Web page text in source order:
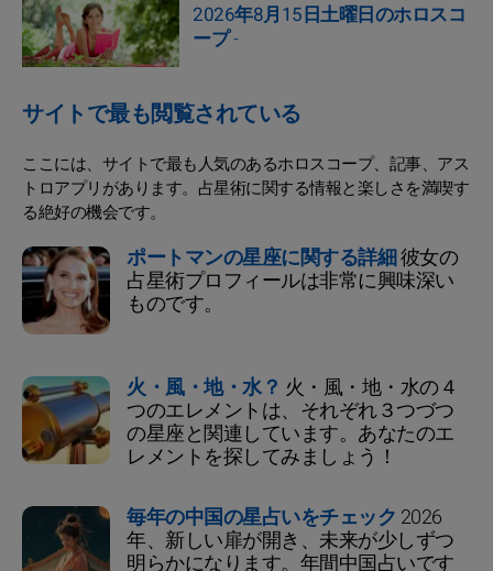
2026年8月15日土曜日のホロスコ
ープ-
サイトで最も閲覧されている
ここには、サイトで最も人気のあるホロスコープ、記事、アス
トロアプリがあります。占星術に関する情報と楽しさを満喫す
る絶好の機会です。
ポートマンの星座に関する詳細彼女の
占星術プロフィールは非常に興味深い
ものです。
火・風・地・水？ 火・風・地・水の４
つのエレメントは、それぞれ３つづつ
の星座と関連しています。あなたのエ
レメントを探してみましょう！
毎年の中国の星占いをチェック 2026
年、新しい扉が開き、未来が少しずつ
明らかになります。年間中国占いです